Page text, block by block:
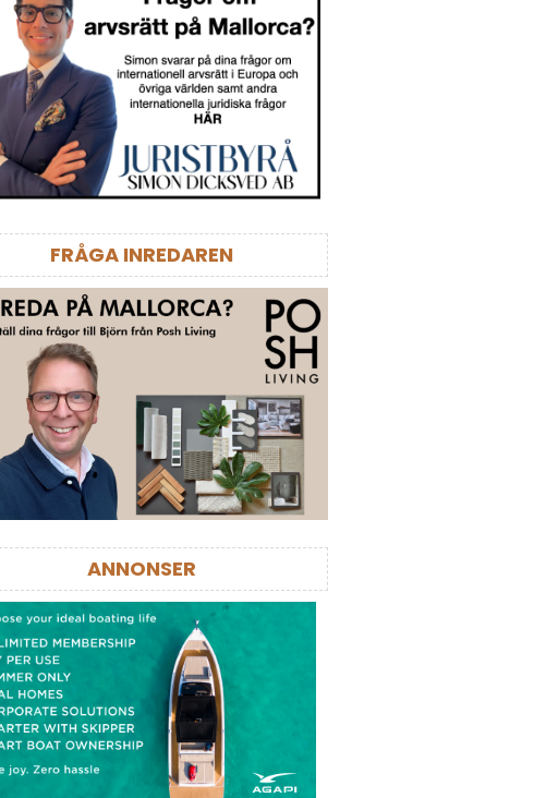
FRÅGA INREDAREN
ANNONSER